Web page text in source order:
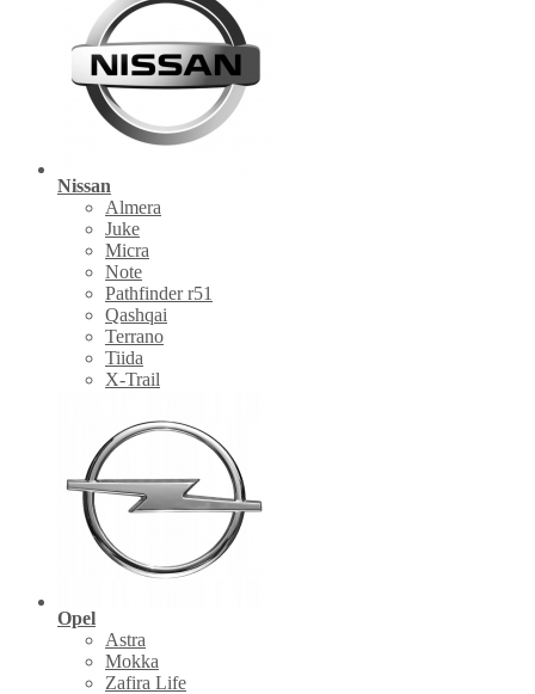
Nissan
Almera
Juke
Micra
Note
Pathfinder r51
Qashqai
Terrano
Tiida
X-Trail
Opel
Astra
Mokka
Zafira Life